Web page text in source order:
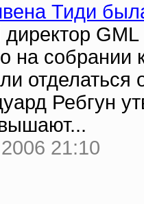
Тиди
на собрании
Ребгун
21:10